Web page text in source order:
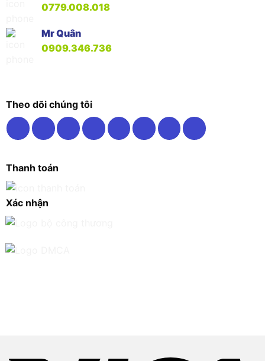
0779.008.018
Mr Quân
0909.346.736
Theo dõi chúng tôi
Thanh toán
Xác nhận